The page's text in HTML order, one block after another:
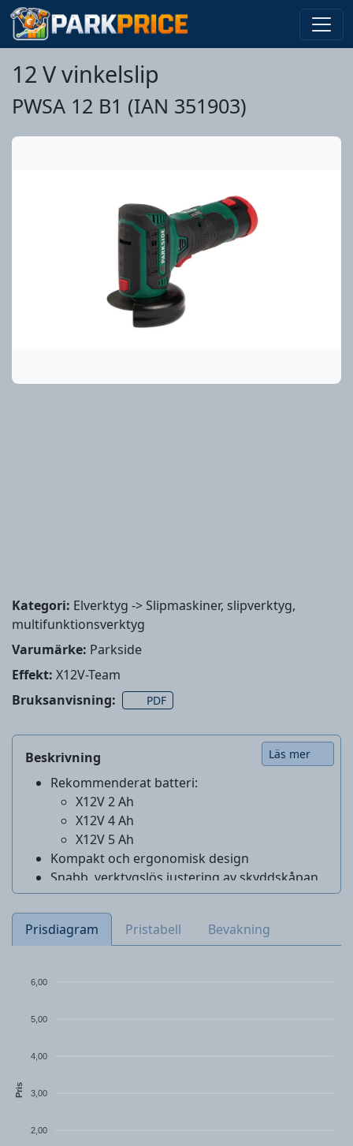
12 V vinkelslip
PWSA 12 B1 (IAN 351903)
Kategori: Elverktyg -> Slipmaskiner, slipverktyg,
multifunktionsverktyg
Varumärke: Parkside
Effekt: X12V-Team
Bruksanvisning:
PDF
Beskrivning
Rekommenderat batteri:
X12V 2 Ah
X12V 4 Ah
X12V 5 Ah
Kompakt och ergonomisk design
Snabb, verktygslös justering av skyddskåpan
Enkelt skivbyte tack vare SPINDLE LOCK
Lämplig för vanliga skärskivor (Ø 76 mm)
Tomgångsvarvtal: 19000 varv/min
Läs mer
Prisdiagram Pristabell Bevakning
6,00
5,00
4,00
3,00
2,00
Pris